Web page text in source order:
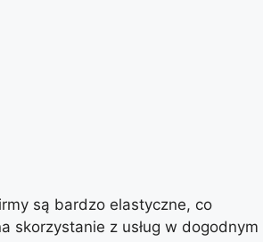
są bardzo elastyczne, co
skorzystanie z usług w dogodnym